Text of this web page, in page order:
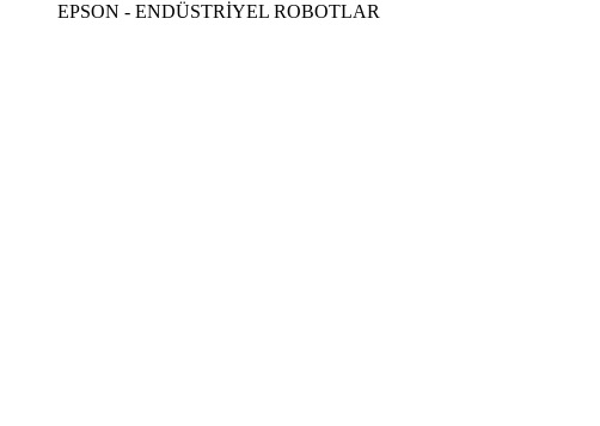
EPSON - ENDÜSTRİYEL ROBOTLAR